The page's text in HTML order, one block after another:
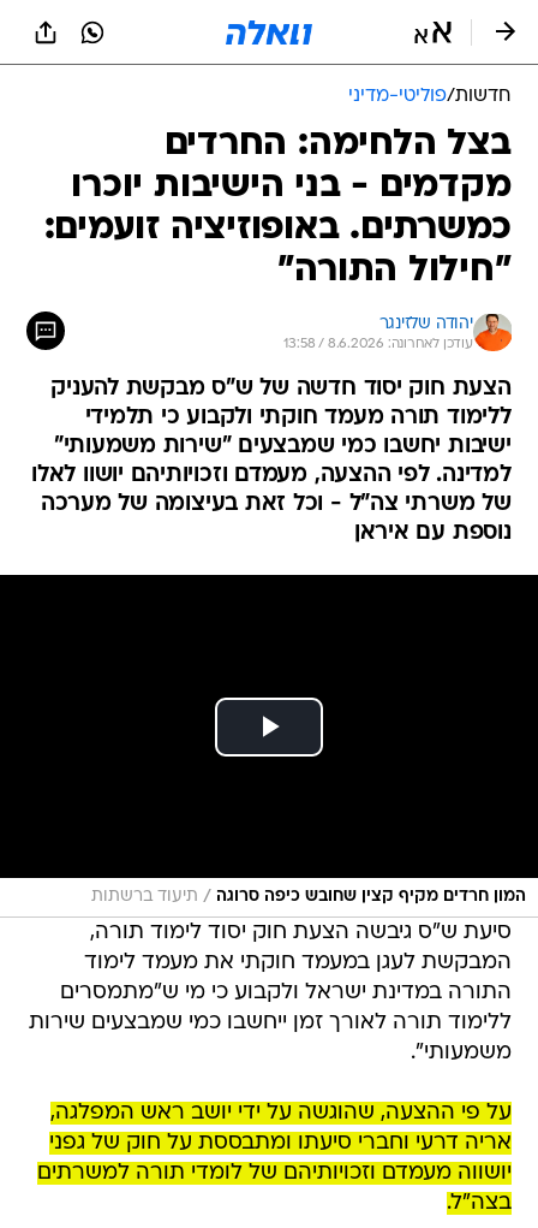
חדשות/פוליטי-מדיני
בצל הלחימה: החרדים
מקדמים - בני הישיבות יוכרו
כמשרתים. באופוזיציה זועמים:
"חילול התורה"
יהודה שלזינגר
עודכן לאחרונה: 8.6.2026 / 13:58
הצעת חוק יסוד חדשה של ש"ס מבקשת להעניק
ללימוד תורה מעמד חוקתי ולקבוע כי תלמידי
ישיבות יחשבו כמי שמבצעים "שירות משמעותי"
למדינה. לפי ההצעה, מעמדם וזכויותיהם יושוו לאלו
של משרתי צה"ל - וכל זאת בעיצומה של מערכה
נוספת עם איראן
המון חרדים מקיף קצין שחובש כיפה סרוגה / תיעוד ברשתות
סיעת ש"ס גיבשה הצעת חוק יסוד לימוד תורה,
המבקשת לעגן במעמד חוקתי את מעמד לימוד
התורה במדינת ישראל ולקבוע כי מי ש"מתמסרים
ללימוד תורה לאורך זמן ייחשבו כמי שמבצעים שירות
משמעותי".
על פי ההצעה, שהוגשה על ידי יושב ראש המפלגה,
אריה דרעי וחברי סיעתו ומתבססת על חוק של גפני
יושווה מעמדם וזכויותיהם של לומדי תורה למשרתים
בצה"ל.